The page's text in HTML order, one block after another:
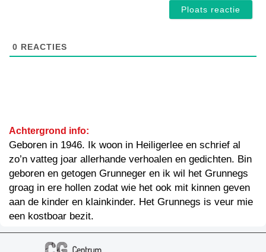
0 REACTIES
Achtergrond info:
Geboren in 1946. Ik woon in Heiligerlee en schrief al
zo’n vatteg joar allerhande verhoalen en gedichten. Bin
geboren en getogen Grunneger en ik wil het Grunnegs
groag in ere hollen zodat wie het ook mit kinnen geven
aan de kinder en klainkinder. Het Grunnegs is veur mie
een kostboar bezit.